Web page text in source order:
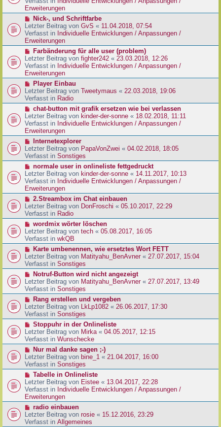
a
g
e
i
r
a
g
e
r
B
e
i
t
a
g
Erweiterungen
N
e
u
e
r
B
e
i
t
a
g
Nick-, und Schriftfarbe
Letzter Beitrag von GvS « 11.04.2018, 07:54
Verfasst in Individuelle Entwicklungen / Anpassungen /
Erweiterungen
N
e
u
e
r
B
e
i
r
a
g
Farbänderung für alle user (problem)
Letzter Beitrag von fighter242 « 23.03.2018, 12:26
Verfasst in Individuelle Entwicklungen / Anpassungen /
Erweiterungen
N
e
u
e
r
B
e
i
r
a
g
Player Einbau
Letzter Beitrag von Tweetymaus « 22.03.2018, 19:06
Verfasst in Radio
N
e
u
e
r
B
e
i
r
a
g
chat-button mit grafik ersetzen wie bei verlassen
Letzter Beitrag von kinder-der-sonne « 18.02.2018, 11:11
Verfasst in Individuelle Entwicklungen / Anpassungen /
Erweiterungen
N
e
u
e
r
B
e
i
r
a
g
Internetexplorer
Letzter Beitrag von PapaVonZwei « 04.02.2018, 18:05
Verfasst in Sonstiges
N
e
u
e
r
B
e
i
r
a
g
normale user in onlineliste fettgedruckt
Letzter Beitrag von kinder-der-sonne « 14.11.2017, 10:13
Verfasst in Individuelle Entwicklungen / Anpassungen /
Erweiterungen
N
e
u
e
r
B
e
t
r
a
g
2.Streambox im Chat einbauen
Letzter Beitrag von DonFroschi « 05.10.2017, 22:29
Verfasst in Radio
N
e
u
e
r
B
e
t
r
a
g
wordmix wörter löschen
Letzter Beitrag von tech « 05.08.2017, 16:05
Verfasst in wkQB
N
e
u
e
r
B
e
t
r
a
g
Karte umbenennen, wie ersetztes Wort FETT
Letzter Beitrag von Matityahu_BenAvner « 27.07.2017, 15:04
Verfasst in Sonstiges
N
e
u
e
r
B
e
t
r
a
g
Notruf-Button wird nicht angezeigt
Letzter Beitrag von Matityahu_BenAvner« 27.07.2017, 13:49
Verfasst in Sonstiges
N
e
u
e
r
B
e
t
r
a
g
Rang erstellen und vergeben
Letzter Beitrag von LkLp1082 « 26.06.2017, 17:30
Verfasst in Sonstiges
N
e
u
e
r
B
e
t
r
a
g
Stoppuhr in der Onlineliste
Letzter Beitrag von Mirka« 04.05.2017, 12:15
Verfasst in Wunschecke
N
e
u
e
r
B
e
i
r
a
Nur mal danke sagen ;-)
Letzter Beitrag von bine_1 « 21.04.2017, 16:00
Verfasst in Sonstiges
N
e
u
e
r
B
e
Tabelle in Onlineliste
Letzter Beitrag von Eistee « 13.04.2017, 22:28
Verfasst in Individuelle Entwicklungen / Anpassungen /
Erweiterungen
N
e
u
radio einbauen
Letzter Beitrag von rosie « 15.12.2016, 23:29
Verfasst in Allgemeines